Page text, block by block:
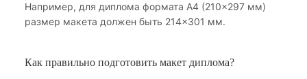
Например, для диплома формата А4 (210×297 мм)
размер макета должен быть 214×301 мм.
Как правильно подготовить макет диплома?